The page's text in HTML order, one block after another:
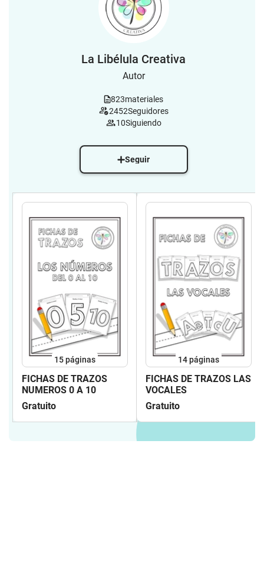
La Libélula Creativa
Autor
823materiales
2452Seguidores
10Siguiendo
Seguir
15páginas
FICHAS DE TRAZOS
NUMEROS 0 A 10
Gratuito
14páginas
FICHAS DE TRAZOS LAS
VOCALES
Gratuito